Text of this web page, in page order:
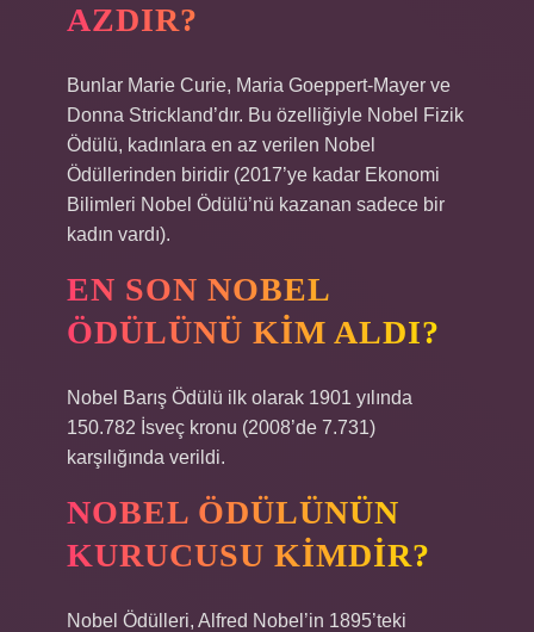
AZDIR?
Bunlar Marie Curie, Maria Goeppert-Mayer ve
Donna Strickland’dır. Bu özelliğiyle Nobel Fizik
Ödülü, kadınlara en az verilen Nobel
Ödüllerinden biridir (2017’ye kadar Ekonomi
Bilimleri Nobel Ödülü’nü kazanan sadece bir
kadın vardı).
EN SON NOBEL
ÖDÜLÜNÜ KIM ALDI?
Nobel Barış Ödülü ilk olarak 1901 yılında
150.782 İsveç kronu (2008’de 7.731)
karşılığında verildi.
NOBEL ÖDÜLÜNÜN
KURUCUSU KIMDIR?
Nobel Ödülleri, Alfred Nobel’in 1895’teki